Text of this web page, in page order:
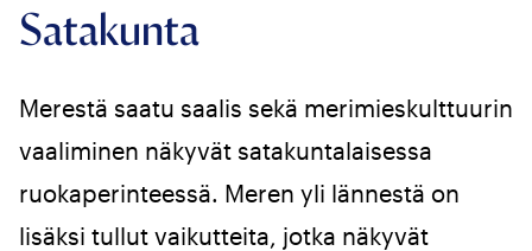
Satakunta
Merestä saatu saalis sekä merimieskulttuurin
vaaliminen näkyvät satakuntalaisessa
ruokaperinteessä. Meren yli lännestä on
lisäksi tullut vaikutteita, jotka näkyvät